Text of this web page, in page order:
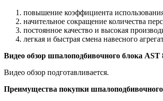
повышение коэффициента
начительное сокращение количества
постоянное качество и высокая
легкая и быстрая смена навесного
Видео обзор шпалоподбивочного блока AST
Видео обзор подготавливается.
Преимущества покупки